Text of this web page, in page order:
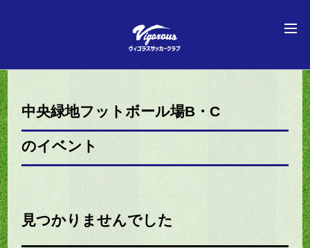
中央緑地フットボール場B・C
のイベント
見つかりませんでした